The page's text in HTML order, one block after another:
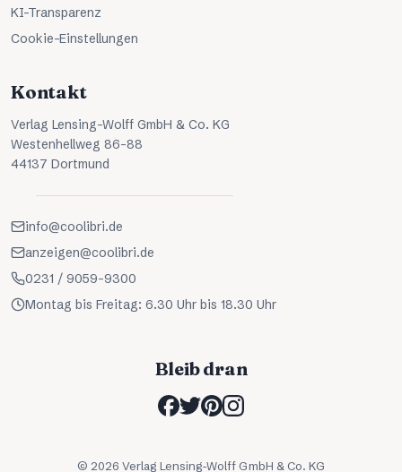
KI-Transparenz
Cookie-Einstellungen
Kontakt
Verlag Lensing-Wolff GmbH & Co. KG
Westenhellweg 86-88
44137 Dortmund
info@coolibri.de
anzeigen@coolibri.de
0231 / 9059-9300
Montag bis Freitag: 6.30 Uhr bis 18.30 Uhr
Bleib dran
© 2026 Verlag Lensing-Wolff GmbH & Co. KG